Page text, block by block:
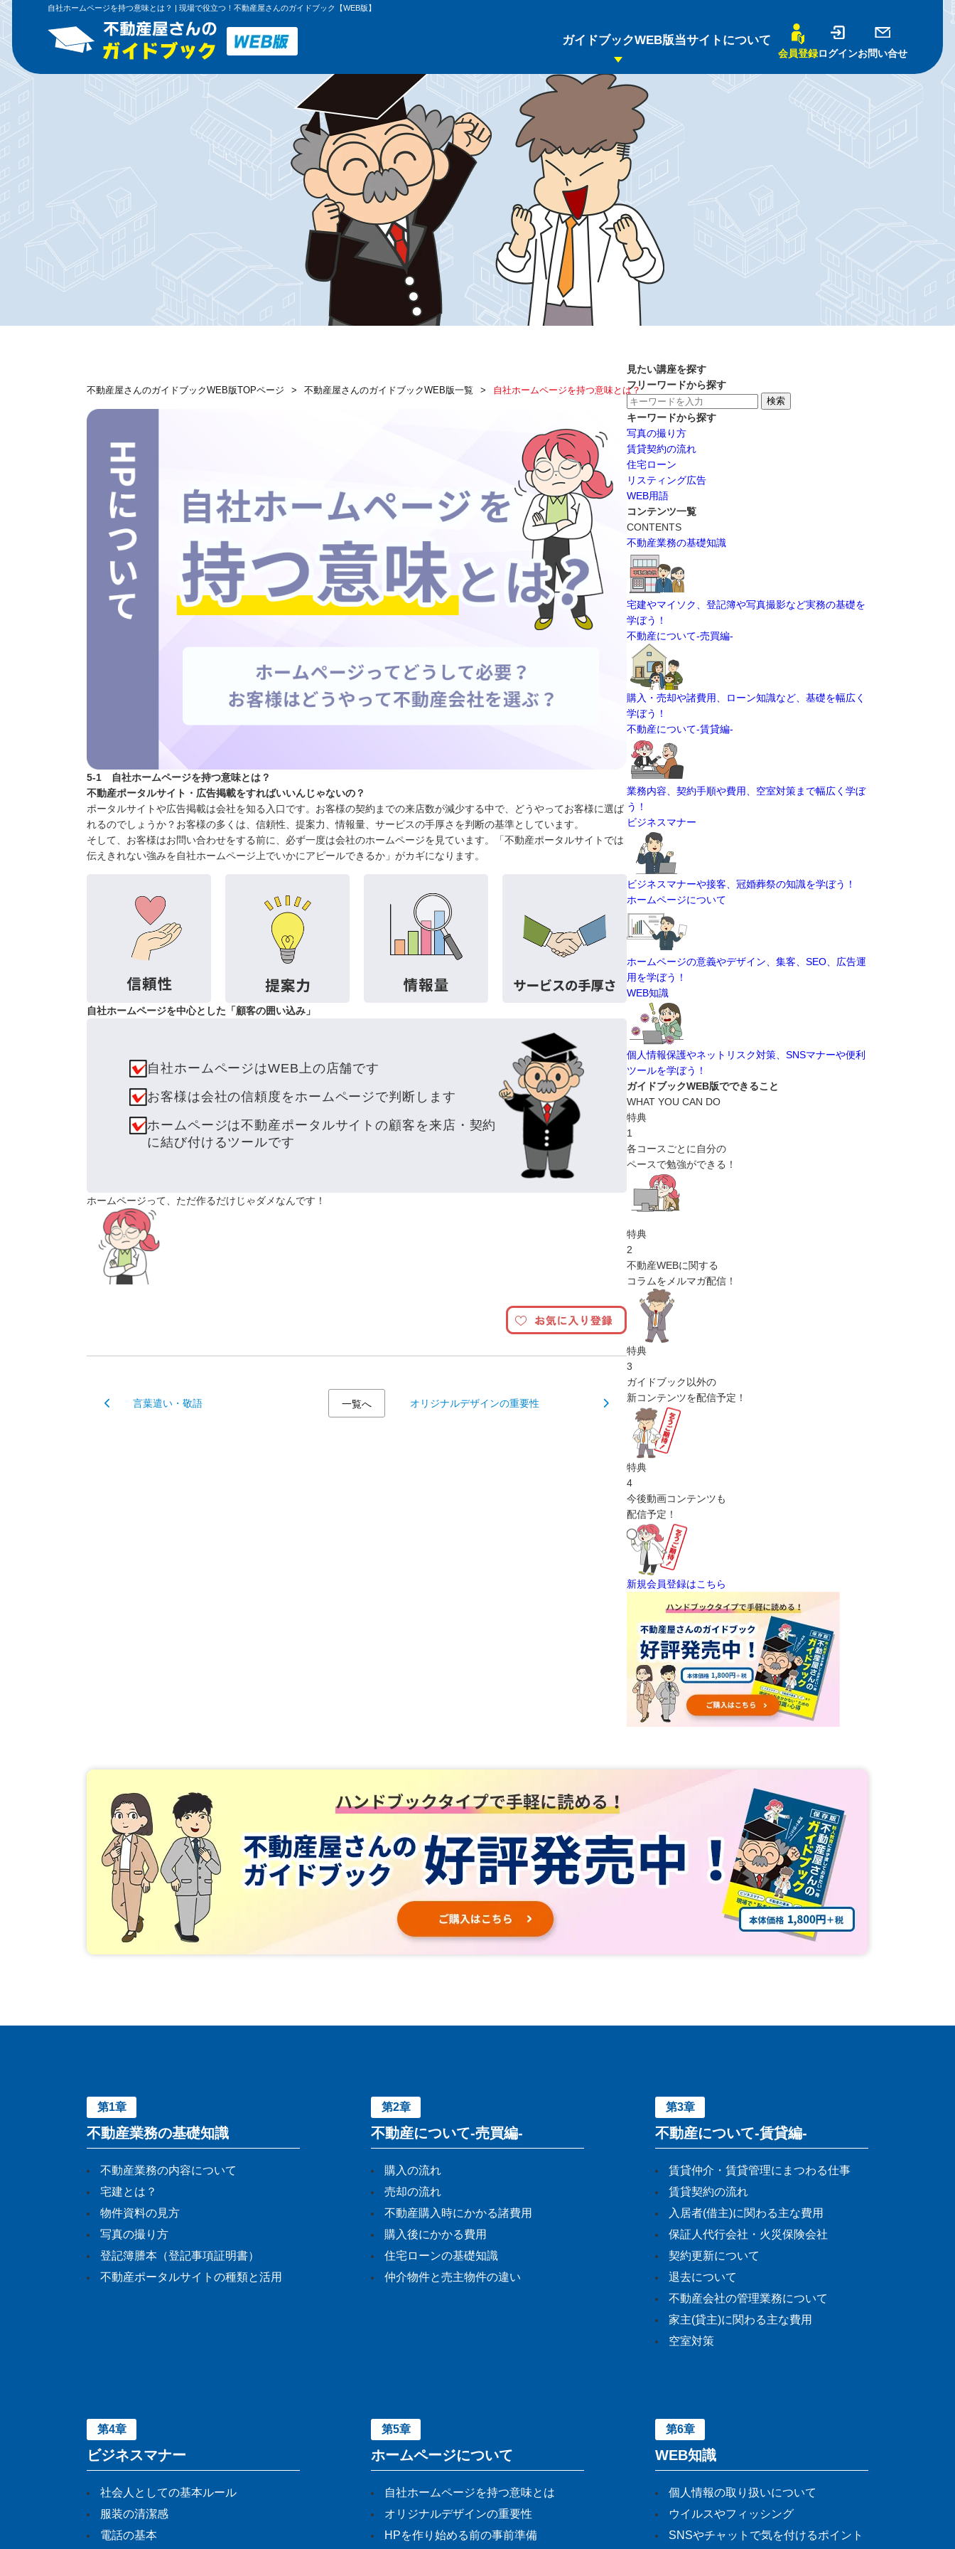
自社ホームページを持つ意味とは？ | 現場で役立つ！不動産屋さんのガイドブック【WEB版】
ガイドブックWEB版
不動産業務の基礎知識
不動産について-売買編-
不動産について-賃貸編-
ビジネスマナー
ホームページについて
WEB知識
当サイトについて
会員登録ログインお問い合せ
不動産屋さんのガイドブックWEB版TOPページ 不動産屋さんのガイドブックWEB版一覧 自社ホームページを持つ意味とは？
5-1 自社ホームページを持つ意味とは？
不動産ポータルサイト・広告掲載をすればいいんじゃないの？
ポータルサイトや広告掲載は会社を知る入口です。お客様の契約までの来店数が減少する中で、どうやってお客様に選ば
れるのでしょうか？お客様の多くは、信頼性、提案力、情報量、サービスの手厚さを判断の基準としています。
そして、お客様はお問い合わせをする前に、必ず一度は会社のホームページを見ています。「不動産ポータルサイトでは
伝えきれない強みを自社ホームページ上でいかにアピールできるか」がカギになります。
自社ホームページを中心とした「顧客の囲い込み」
自社ホームページはWEB上の店舗です
お客様は会社の信頼度をホームページで判断します
ホームページは不動産ポータルサイトの顧客を来店・契約
に結び付けるツールです
ホームページって、ただ作るだけじゃダメなんです！
言葉遣い・敬語 一覧へ オリジナルデザインの重要性
見たい講座を探す
フリーワードから探す
キーワードから探す
写真の撮り方
賃貸契約の流れ
住宅ローン
リスティング広告
WEB用語
コンテンツ一覧
CONTENTS
不動産業務の基礎知識
宅建やマイソク、登記簿や写真撮影など実務の基礎を
学ぼう！
不動産について-売買編-
購入・売却や諸費用、ローン知識など、基礎を幅広く
学ぼう！
不動産について-賃貸編-
業務内容、契約手順や費用、空室対策まで幅広く学ぼ
う！
ビジネスマナー
ビジネスマナーや接客、冠婚葬祭の知識を学ぼう！
ホームページについて
ホームページの意義やデザイン、集客、SEO、広告運
用を学ぼう！
WEB知識
個人情報保護やネットリスク対策、SNSマナーや便利
ツールを学ぼう！
ガイドブックWEB版でできること
WHAT YOU CAN DO
特典
1
各コースごとに自分の
ペースで勉強ができる！
特典
2
不動産WEBに関する
コラムをメルマガ配信！
特典
3
ガイドブック以外の
新コンテンツを配信予定！
特典
4
今後動画コンテンツも
配信予定！
新規会員登録はこちら
第1章
不動産業務の基礎知識
不動産業務の内容について
宅建とは？
物件資料の見方
写真の撮り方
登記簿謄本（登記事項証明書）
不動産ポータルサイトの種類と活用
第2章
不動産について-売買編-
購入の流れ
売却の流れ
不動産購入時にかかる諸費用
購入後にかかる費用
住宅ローンの基礎知識
仲介物件と売主物件の違い
第3章
不動産について-賃貸編-
賃貸仲介・賃貸管理にまつわる仕事
賃貸契約の流れ
入居者(借主)に関わる主な費用
保証人代行会社・火災保険会社
契約更新について
退去について
不動産会社の管理業務について
家主(貸主)に関わる主な費用
空室対策
第4章
ビジネスマナー
社会人としての基本ルール
服装の清潔感
電話の基本
第5章
ホームページについて
自社ホームページを持つ意味とは
オリジナルデザインの重要性
HPを作り始める前の事前準備
第6章
WEB知識
個人情報の取り扱いについて
ウイルスやフィッシング
SNSやチャットで気を付けるポイント